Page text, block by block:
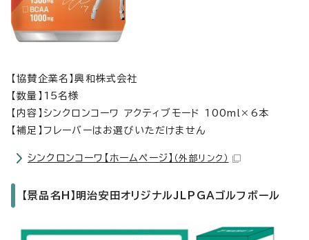
【協賛企業名】興和株式会社
【数量】15名様
【内容】シンクロンコーワ アクティブモード 100ml×6本
【補足】フレーバーはお選びいただけません
シンクロンコーワ【ホームページ】 （外部リンク）
【景品名H】明治安田オリジナルJLPGAゴルフボール